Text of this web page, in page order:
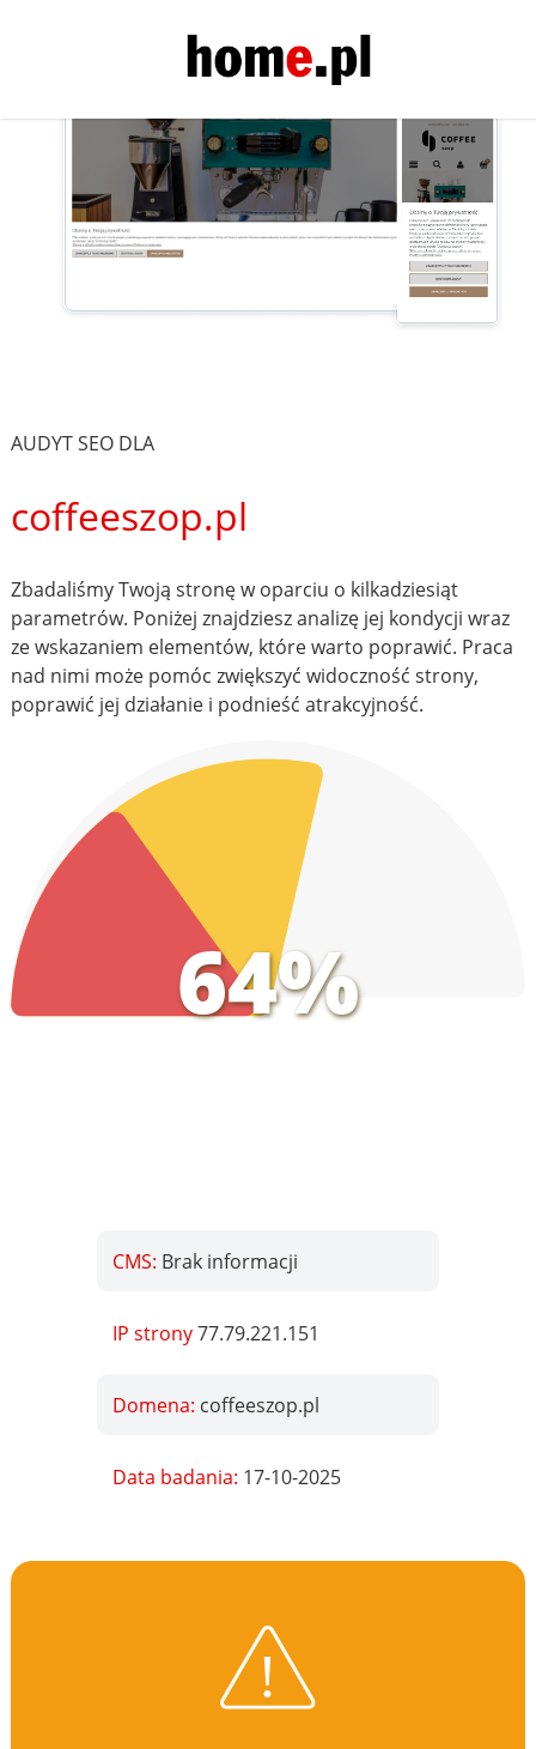
AUDYT SEO DLA
coffeeszop.pl
Zbadaliśmy Twoją stronę w oparciu o kilkadziesiąt
parametrów. Poniżej znajdziesz analizę jej kondycji wraz
ze wskazaniem elementów, które warto poprawić. Praca
nad nimi może pomóc zwiększyć widoczność strony,
poprawić jej działanie i podnieść atrakcyjność.
64%
CMS: Brak informacji
IP strony77.79.221.151
Domena: coffeeszop.pl
Data badania: 17-10-2025